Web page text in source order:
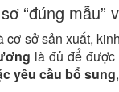
“đúng mẫu”
cơ sở sản xuất,
là đủ để
yêu cầu bổ sung